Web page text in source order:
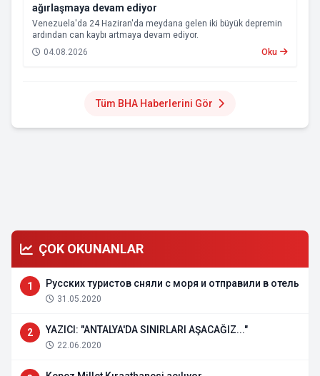
ağırlaşmaya devam ediyor
Venezuela'da 24 Haziran'da meydana gelen iki büyük depremin
ardından can kaybı artmaya devam ediyor.
04.08.2026
Oku
Tüm BHA Haberlerini Gör
ÇOK OKUNANLAR
1 Русских туристов сняли с моря и отправили в отель
31.05.2020
2 YAZICI: "ANTALYA'DA SINIRLARI AŞACAĞIZ..."
22.06.2020